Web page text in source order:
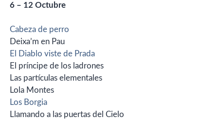
6 – 12 Octubre
Cabeza de perro
Deixa’m en Pau
El Diablo viste de Prada
El príncipe de los ladrones
Las partículas elementales
Lola Montes
Los Borgia
Llamando a las puertas del Cielo